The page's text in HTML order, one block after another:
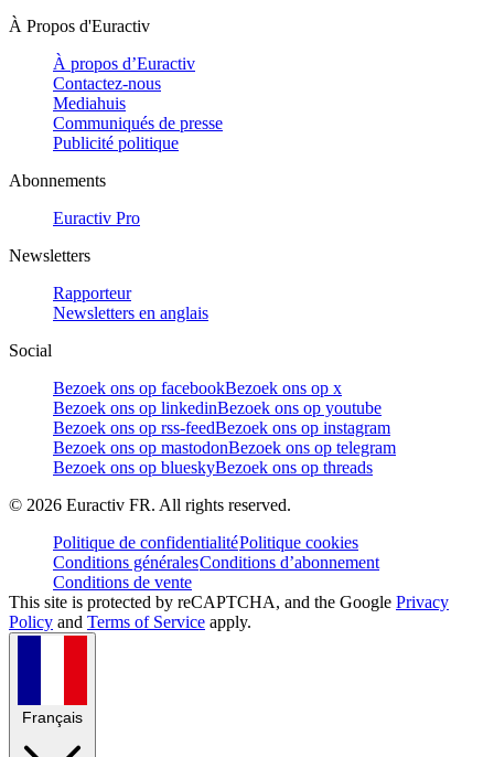
À Propos d'Euractiv
À propos d’Euractiv
Contactez-nous
Mediahuis
Communiqués de presse
Publicité politique
Abonnements
Euractiv Pro
Newsletters
Rapporteur
Newsletters en anglais
Social
Bezoek ons op facebookBezoek ons op x
Bezoek ons op linkedinBezoek ons op youtube
Bezoek ons op rss-feedBezoek ons op instagram
Bezoek ons op mastodonBezoek ons op telegram
Bezoek ons op blueskyBezoek ons op threads
© 2026 Euractiv FR. All rights reserved.
Politique de confidentialitéPolitique cookies
Conditions généralesConditions d’abonnement
Conditions de vente
This site is protected by reCAPTCHA, and the Google Privacy
Policy and Terms of Service apply.
Français